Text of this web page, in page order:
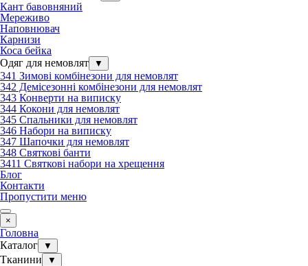
Кант бавовняний
Мереживо
Наповнювач
Карнизи
Коса бейка
Одяг для немовлят
▼
341 Зимові комбінезони для немовлят
342 Демісезонні комбінезони для немовлят
343 Конверти на виписку
344 Кокони для немовлят
345 Спальники для немовлят
346 Набори на виписку
347 Шапочки для немовлят
348 Святкові банти
3411 Святкові набори на хрещення
Блог
Контакти
Пропустити меню
×
Головна
Каталог
▼
Тканини ▼